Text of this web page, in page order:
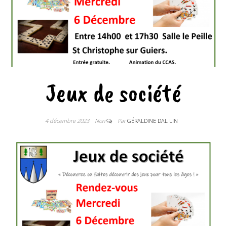
Jeux de société
4 décembre 2023 Non ParGÉRALDINE DAL LIN